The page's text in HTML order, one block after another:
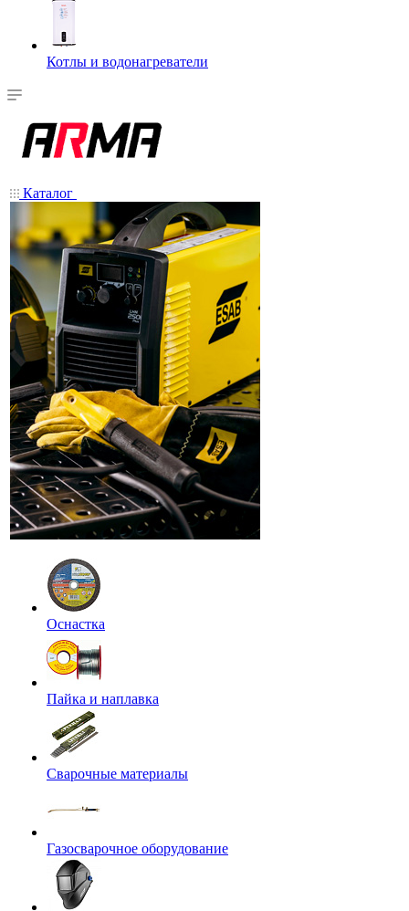
Котлы и водонагреватели
Каталог
Оснастка
Пайка и наплавка
Сварочные материалы
Газосварочное оборудование